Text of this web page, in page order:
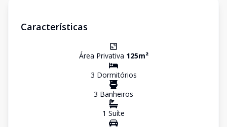
Características
Área Privativa 125m²
3 Dormitórios
3 Banheiros
1 Suíte